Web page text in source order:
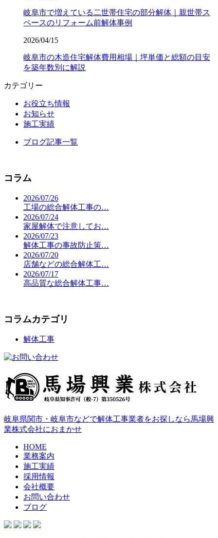
岐阜市で増えている二世帯住宅の部分解体｜親世帯ス
ペースのリフォーム前解体事例
2026/04/15
岐阜市の木造住宅解体費用相場｜坪単価と総額の目安
を築年数別に解説
カテゴリー
お役立ち情報
お知らせ
施工実績
ブログ記事一覧
コラム
2026/07/26
工場の総合解体工事の…
2026/07/24
家屋解体で注意してお…
2026/07/23
解体工事の事故防止策…
2026/07/20
店舗などの総合解体工…
2026/07/17
高品質な総合解体工事…
コラムカテゴリ
解体工事
岐阜県関市・岐阜市などで解体工事業者をお探しなら馬場興
業株式会社におまかせ
HOME
業務案内
施工実績
採用情報
会社概要
お問い合わせ
ブログ